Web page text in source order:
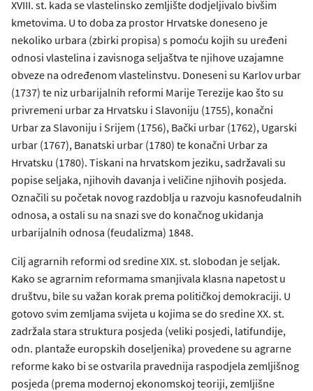
XVIII. st. kada se vlastelinsko zemljište dodjeljivalo bivšim
kmetovima. U to doba za prostor Hrvatske doneseno je
nekoliko urbara (zbirki propisa) s pomoću kojih su uređeni
odnosi vlastelina i zavisnoga seljaštva te njihove uzajamne
obveze na određenom vlastelinstvu. Doneseni su Karlov urbar
(1737) te niz urbarijalnih reformi Marije Terezije kao što su
privremeni urbar za Hrvatsku i Slavoniju (1755), konačni
Urbar za Slavoniju i Srijem (1756), Bački urbar (1762), Ugarski
urbar (1767), Banatski urbar (1780) te konačni Urbar za
Hrvatsku (1780). Tiskani na hrvatskom jeziku, sadržavali su
popise seljaka, njihovih davanja i veličine njihovih posjeda.
Označili su početak novog razdoblja u razvoju kasnofeudalnih
odnosa, a ostali su na snazi sve do konačnog ukidanja
urbarijalnih odnosa (feudalizma) 1848.
Cilj agrarnih reformi od sredine XIX. st. slobodan je seljak.
Kako se agrarnim reformama smanjivala klasna napetost u
društvu, bile su važan korak prema političkoj demokraciji. U
gotovo svim zemljama svijeta u kojima se do sredine XX. st.
zadržala stara struktura posjeda (veliki posjedi, latifundije,
odn. plantaže europskih doseljenika) provedene su agrarne
reforme kako bi se ostvarila pravednija raspodjela zemljišnog
posjeda (prema modernoj ekonomskoj teoriji, zemljišne